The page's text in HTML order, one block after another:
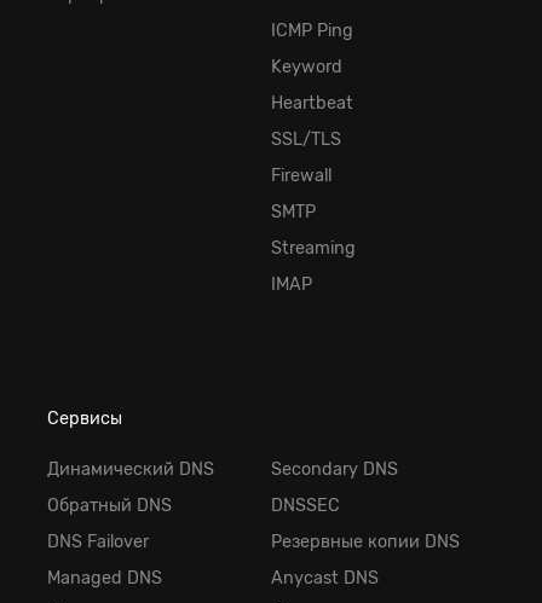
ICMP Ping
Keyword
Heartbeat
SSL/TLS
Firewall
SMTP
Streaming
IMAP
Сервисы
Динамический DNS
Обратный DNS
DNS Failover
Managed DNS
Secondary DNS
DNSSEC
Резервные копии DNS
Anycast DNS